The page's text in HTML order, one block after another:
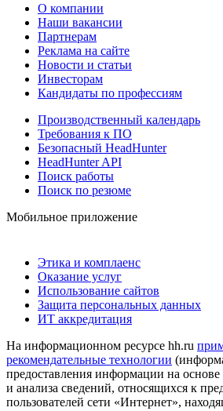
О компании
Наши вакансии
Партнерам
Реклама на сайте
Новости и статьи
Инвесторам
Кандидаты по профессиям
Производственный календарь
Требования к ПО
Безопасный HeadHunter
HeadHunter API
Поиск работы
Поиск по резюме
Мобильное приложение
Этика и комплаенс
Оказание услуг
Использование сайтов
Защита персональных данных
ИТ аккредитация
На информационном ресурсе hh.ru
рекомендательные технологии
предоставления информации на основе
и анализа сведений, относящихся к
пользователей сети «Интернет»,